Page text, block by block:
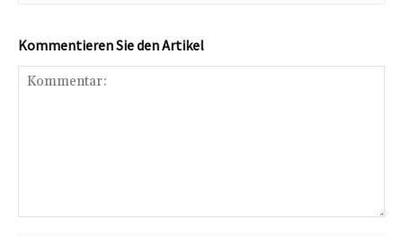
Kommentieren Sie den Artikel